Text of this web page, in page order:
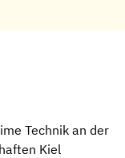
Technik an der
Kiel